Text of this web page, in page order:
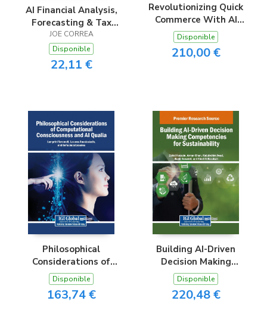
AI Financial Analysis,
Forecasting & Tax
Planning
JOE CORREA
Disponible
22,11 €
Revolutionizing Quick
Commerce With AI
Tools and
Technologies
Disponible
210,00 €
Philosophical
Considerations of
Computational
Consciousness and AI
Qualia
Disponible
163,74 €
Building AI-Driven
Decision Making
Competencies for
Sustainability
Disponible
220,48 €